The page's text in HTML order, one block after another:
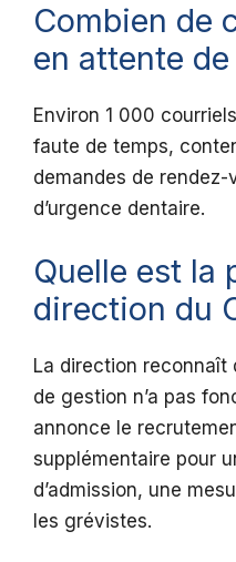
Combien de
en attente
Environ 1 000
faute de temps,
demandes de rendez-
d’urgence dentaire.
Quelle est la
direction du
La direction reconnaît
de gestion n’a pas
annonce le
supplémentaire pour
d’admission, une
les grévistes.